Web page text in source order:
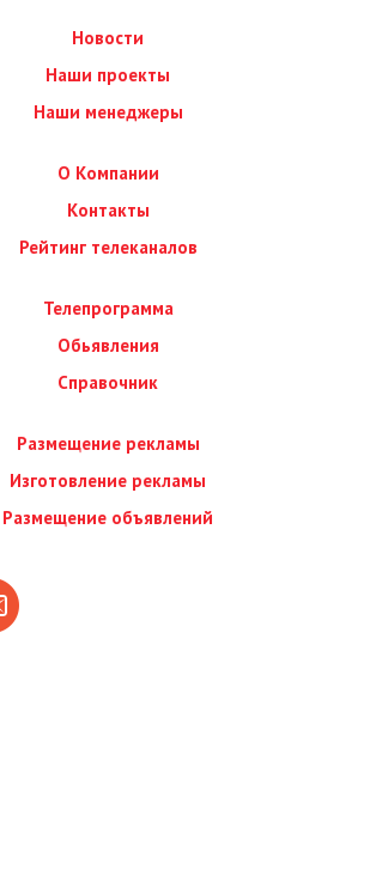
Новости
Наши проекты
Наши менеджеры
О Компании
Контакты
Рейтинг телеканалов
Телепрограмма
Обьявления
Справочник
Размещение рекламы
Изготовление рекламы
Размещение объявлений